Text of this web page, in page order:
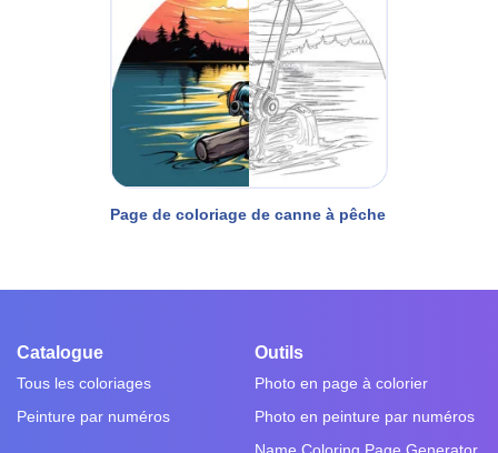
Page de coloriage de canne à pêche
Catalogue
Tous les coloriages
Peinture par numéros
Outils
Photo en page à colorier
Photo en peinture par numéros
Name Coloring Page Generator